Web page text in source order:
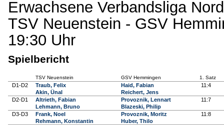
Erwachsene Verbandsliga Nord
TSV Neuenstein - GSV
19:30 Uhr
Spielbericht
TSV Neuenstein GSV Hemmingen 1. Satz
D1-D2
Traub, Felix
Akin, Ünal
Haid, Fabian
Reichert, Jens
11:4
D2-D1
Altrieth, Fabian
Lehmann, Bruno
Provoznik, Lennart
Blazeski, Philip
11:7
D3-D3
Frank, Noel
Rehmann, Konstantin
Provoznik, Moritz
Huber, Thilo
11:8